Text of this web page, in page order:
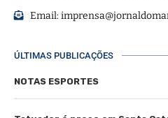
Email:
ÚLTIMAS PUBLICAÇÕES
NOTAS ESPORTES